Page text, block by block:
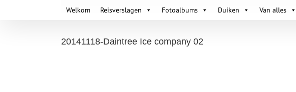
Welkom Reisverslagen Fotoalbums Duiken Van alles
20141118-Daintree Ice company 02